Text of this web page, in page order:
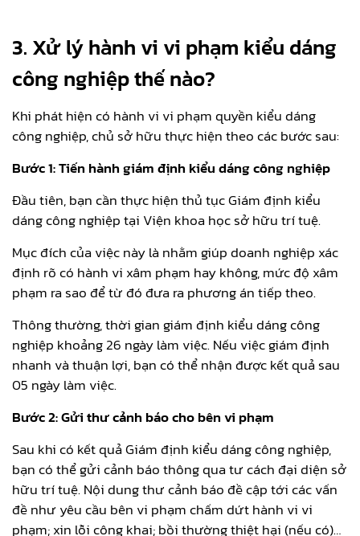
3. Xử lý hành vi vi phạm kiểu dáng
công nghiệp thế nào?
Khi phát hiện có hành vi vi phạm quyền kiểu dáng
công nghiệp, chủ sở hữu thực hiện theo các bước sau:
Bước 1: Tiến hành giám định kiểu dáng công nghiệp
Đầu tiên, bạn cần thực hiện thủ tục Giám định kiểu
dáng công nghiệp tại Viện khoa học sở hữu trí tuệ.
Mục đích của việc này là nhằm giúp doanh nghiệp xác
định rõ có hành vi xâm phạm hay không, mức độ xâm
phạm ra sao để từ đó đưa ra phương án tiếp theo.
Thông thường, thời gian giám định kiểu dáng công
nghiệp khoảng 26 ngày làm việc. Nếu việc giám định
nhanh và thuận lợi, bạn có thể nhận được kết quả sau
05 ngày làm việc.
Bước 2: Gửi thư cảnh báo cho bên vi phạm
Sau khi có kết quả Giám định kiểu dáng công nghiệp,
bạn có thể gửi cảnh báo thông qua tư cách đại diện sở
hữu trí tuệ. Nội dung thư cảnh báo đề cập tới các vấn
đề như yêu cầu bên vi phạm chấm dứt hành vi vi
phạm; xin lỗi công khai; bồi thường thiệt hại (nếu có)…